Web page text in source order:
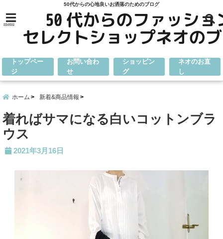
50代からの心地良いお洒落のためのブログ
menu
トップペー
ジ
お問い合わ
せ
ショッピン
グ
ネオのお直
し
ホーム 新着&商品情報
着ればサマになる白いコットンブラ
ウス
2021年3月16日